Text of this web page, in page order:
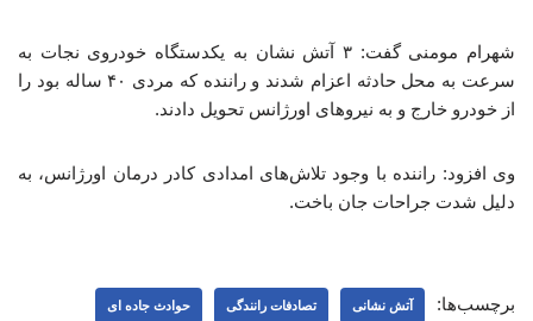
شهرام مومنی گفت: ۳ آتش نشان به یکدستگاه خودروی نجات به
سرعت به محل حادثه اعزام شدند و راننده که مردی ۴۰ ساله بود را
از خودرو خارج و به نیروهای اورژانس تحویل دادند.
وی افزود: راننده با وجود تلاش‌های امدادی کادر درمان اورژانس، به
دلیل شدت جراحات جان باخت.
برچسب‌ها: آتش‌ نشانی تصادفات رانندگی حوادث جاده ای